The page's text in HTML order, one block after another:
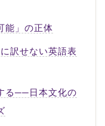
能」の正体
訳せない英語表
る──日本文化の